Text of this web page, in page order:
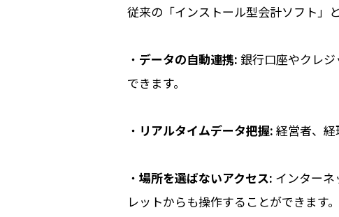
従来の「インストール型会計ソフト」
・ データの自動連携: 銀行口座やクレ
できます。
・ リアルタイムデータ把握: 経営者、経
・ 場所を選ばないアクセス: インター
レットからも操作することができます。